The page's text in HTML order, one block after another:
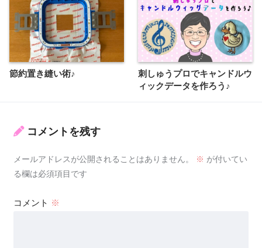
節約置き縫い術♪
刺しゅうプロでキャンドルウ
ィックデータを作ろう♪
コメントを残す
メールアドレスが公開されることはありません。 ※ が付いてい
る欄は必須項目です
コメント ※